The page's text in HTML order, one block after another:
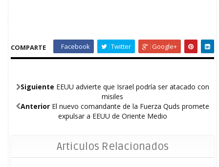
COMPARTE Facebook Twitter Google+
Siguiente EEUU advierte que Israel podría ser atacado con
misiles
Anterior El nuevo comandante de la Fuerza Quds promete
expulsar a EEUU de Oriente Medio
Articulos Relacionados